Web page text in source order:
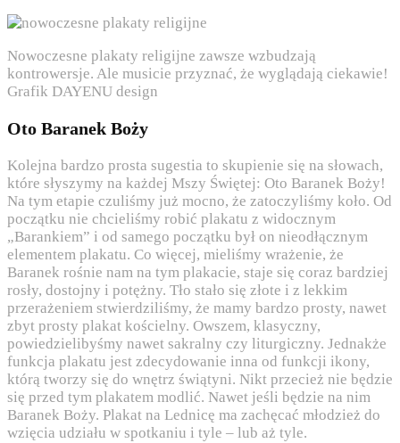
Nowoczesne plakaty religijne zawsze wzbudzają
kontrowersje. Ale musicie przyznać, że wyglądają ciekawie!
Grafik DAYENU design
Oto Baranek Boży
Kolejna bardzo prosta sugestia to skupienie się na słowach,
które słyszymy na każdej Mszy Świętej: Oto Baranek Boży!
Na tym etapie czuliśmy już mocno, że zatoczyliśmy koło. Od
początku nie chcieliśmy robić plakatu z widocznym
„Barankiem” i od samego początku był on nieodłącznym
elementem plakatu. Co więcej, mieliśmy wrażenie, że
Baranek rośnie nam na tym plakacie, staje się coraz bardziej
rosły, dostojny i potężny. Tło stało się złote i z lekkim
przerażeniem stwierdziliśmy, że mamy bardzo prosty, nawet
zbyt prosty plakat kościelny. Owszem, klasyczny,
powiedzielibyśmy nawet sakralny czy liturgiczny. Jednakże
funkcja plakatu jest zdecydowanie inna od funkcji ikony,
którą tworzy się do wnętrz świątyni. Nikt przecież nie będzie
się przed tym plakatem modlić. Nawet jeśli będzie na nim
Baranek Boży. Plakat na Lednicę ma zachęcać młodzież do
wzięcia udziału w spotkaniu i tyle – lub aż tyle.